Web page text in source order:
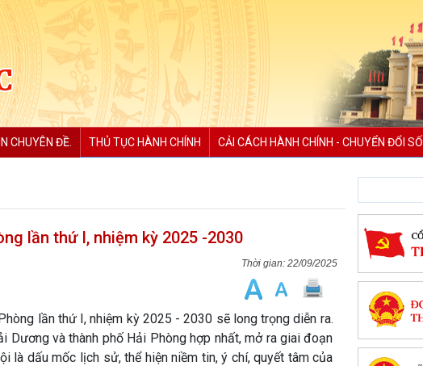
CHUYÊN ĐỀ. THỦ TỤC HÀNH CHÍNH CẢI CÁCH HÀNH CHÍNH - CHUYỂN ĐỔI SỐ
lần thứ I, nhiệm kỳ 2025 -2030
22/09/2025
lần thứ I, nhiệm kỳ 2025 - 2030 sẽ long trọng diễn ra.
và thành phố Hải Phòng hợp nhất, mở ra giai đoạn
là dấu mốc lịch sử, thể hiện niềm tin, ý chí, quyết tâm của